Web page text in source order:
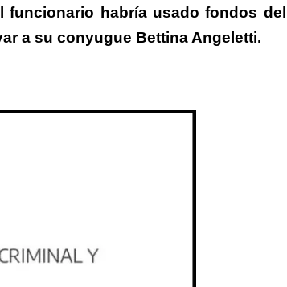
funcionario habría usado fondos del
a su conyugue Bettina Angeletti.